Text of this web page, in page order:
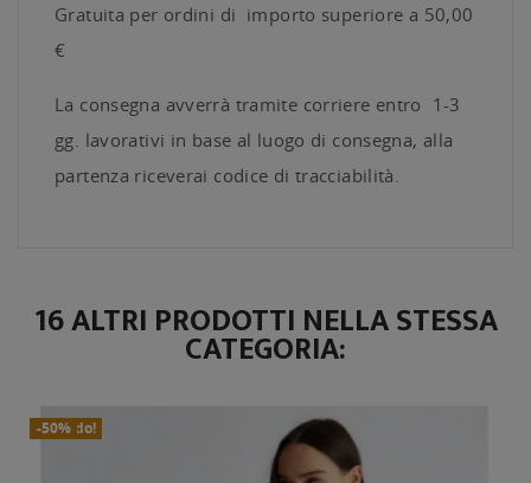
Gratuita per ordini di importo superiore a 50,00
€
La consegna avverrà tramite corriere entro 1-3
gg. lavorativi in base al luogo di consegna, alla
partenza riceverai codice di tracciabilità.
16 ALTRI PRODOTTI NELLA STESSA
CATEGORIA:
In Saldo!
Nuovo
-50%